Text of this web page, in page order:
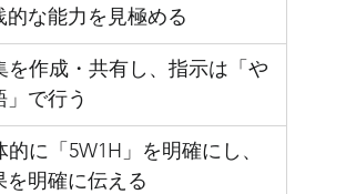
的な能力を見極める
を作成・共有し、指示は「や
」で行う
に「5W1H」を明確にし、
を明確に伝える